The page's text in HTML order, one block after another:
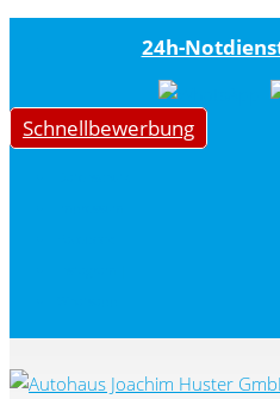
24h-
Schnellbewerbung